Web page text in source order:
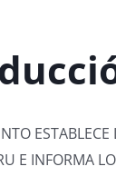
E INFORMA